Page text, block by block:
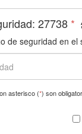
27738 *
de seguridad en el
asterisco (*) son